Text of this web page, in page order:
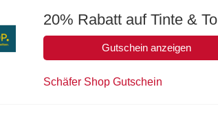
20% Rabatt auf Tinte &
Gutschein anzeigen
Schäfer Shop Gutschein